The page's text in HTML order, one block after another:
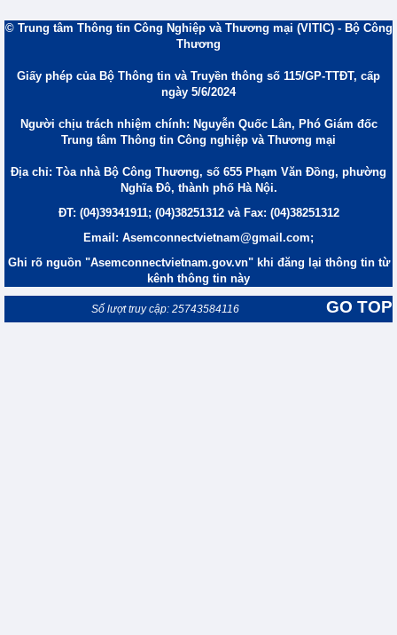
© Trung tâm Thông tin Công Nghiệp và Thương mại (VITIC) - Bộ Công
Thương
Giấy phép của Bộ Thông tin và Truyền thông số 115/GP-TTĐT, cấp
ngày 5/6/2024
Người chịu trách nhiệm chính: Nguyễn Quốc Lân, Phó Giám đốc
Trung tâm Thông tin Công nghiệp và Thương mại
Địa chỉ: Tòa nhà Bộ Công Thương, số 655 Phạm Văn Đồng, phường
Nghĩa Đô, thành phố Hà Nội.
ĐT: (04)39341911; (04)38251312 và Fax: (04)38251312
Email: Asemconnectvietnam@gmail.com;
Ghi rõ nguồn "Asemconnectvietnam.gov.vn" khi đăng lại thông tin từ
kênh thông tin này
GO TOP
Số lượt truy cập: 25743584116